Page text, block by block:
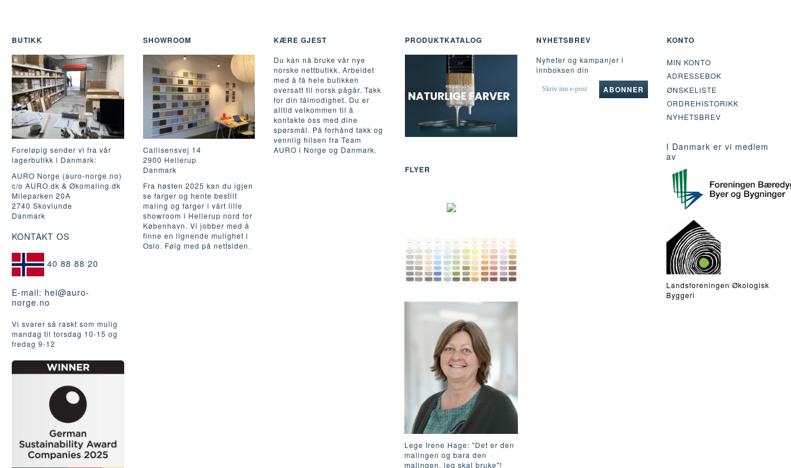
BUTIKK
Foreløpig sender vi fra vår
lagerbutikk i Danmark:
AURO Norge (auro-norge.no)
c/o AURO.dk & Økomaling.dk
Mileparken 20A
2740 Skovlunde
Danmark
KONTAKT OS
40 88 88 20
E-mail: hei@auro-
norge.no
Vi svarer så raskt som mulig
mandag til torsdag 10-15 og
fredag ​​9-12
SHOWROOM
Callisensvej 14
2900 Hellerup
Danmark
Fra høsten 2025 kan du igjen
se farger og hente bestilt
maling og farger i vårt lille
showroom i Hellerup nord for
København. Vi jobber med å
finne en lignende mulighet i
Oslo. Følg med på nettsiden.
KÆRE GJEST
Du kan nå bruke vår nye
norske nettbutikk. Arbeidet
med å få hele butikken
oversatt til norsk pågår. Takk
for din tålmodighet. Du er
alltid velkommen til å
kontakte oss med dine
spørsmål. På forhånd takk og
vennlig hilsen fra Team
AURO i Norge og Danmark.
PRODUKTKATALOG
FLYER
Lege Irene Hage: "Det er den
malingen og bara den
malingen, jeg skal bruke"!
NYHETSBREV
Nyheter og kampanjer i
innboksen din
SKRIV
ABONNER
KONTO
MIN KONTO
ADRESSEBOK
ØNSKELISTE
ORDREHISTORIKK
NYHETSBREV
I Danmark er vi medlem
av
Landsforeningen Økologisk
Byggeri